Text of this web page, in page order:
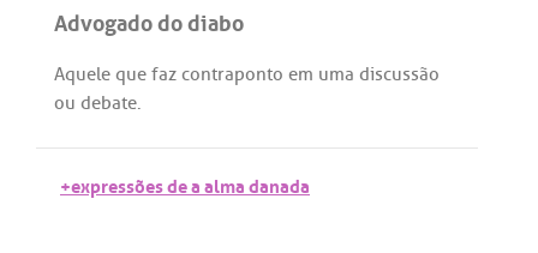
Advogado do diabo
Aquele que faz contraponto em uma discussão
ou debate.
+expressões de a alma danada